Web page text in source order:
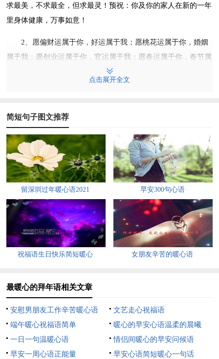
求最美，不求最全，但求最灵！预祝：你及你的家人在新的一年
里身体健康，万事如意！
2、愿偏财运属于你，好运属于我；愿桃花运属于你，婚姻
属于我；愿创业运属于你，官运属于我；愿春运属于你，春节属
于我。祝笑口常开，健康常在！
4、日历薄薄，路途长长，愿望小小，梦想大大，事业红
红，身体棒棒，人生漫漫，生活甜甜，祝愿深深，情谊浓浓，心
情美美，新年乐乐。预祝春节快乐！
5、被惦记是温暖的；被祝福是快乐的；被祈祷是神圣的；
朋友，愿你新年快乐！
6、新春到，人欢笑，眉飞色舞乐淘淘；鞭炮叫，烟花啸，
喜气盈溢神色俏；好友聚，欢声高，情意绵长心头绕；问候来，
7、快乐的沸点马上到达，幸福的火焰立刻点燃，吉祥的钟
声即将敲响，如意的画面瞬间定格，除夕的祝福随即送到，除
夕，愿您合家欢乐，万事如意，新年快乐！
8、祝你新年快乐，事业顺心顺意，工作顺顺利利，爱情甜
甜蜜蜜！身体有用不完的力气，滚滚财源广进！身体倍儿棒，吃
点击展开全文
简短句子图文推荐
留深圳过年暖心语2021 早安300句心语
祝福语生日快乐简短暖心 女朋友辛苦的暖心语
最暖心的拜年语相关文章
安慰男朋友工作辛苦暖心语
文艺走心祝福语
端午暖心祝福语简单
暖心的早安心语温柔的晨曦
一日一句温暖心语
情侣间暖心的早安问候语
早安一周心语正能量
早安心语简短暖心一句话